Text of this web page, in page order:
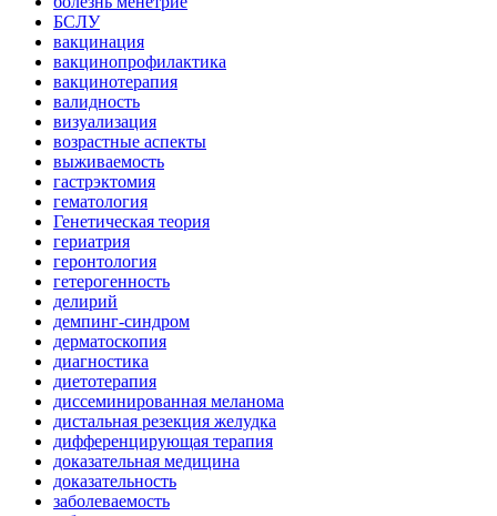
БСЛУ
вакцинация
вакцинопрофилактика
вакцинотерапия
валидность
визуализация
возрастные аспекты
выживаемость
гастрэктомия
гематология
Генетическая теория
гериатрия
геронтология
гетерогенность
делирий
демпинг-синдром
дерматоскопия
диагностика
диетотерапия
диссеминированная меланома
дистальная резекция желудка
дифференцирующая терапия
доказательная медицина
доказательность
заболеваемость